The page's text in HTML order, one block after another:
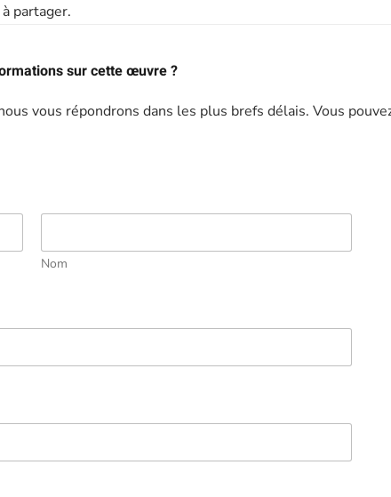
partager.
sur cette œuvre ?
vous répondrons dans les plus brefs délais. Vous
Nom